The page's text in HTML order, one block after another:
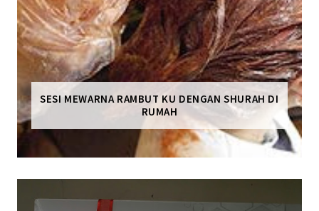
SESI MEWARNA RAMBUT KU DENGAN SHURAH DI
RUMAH